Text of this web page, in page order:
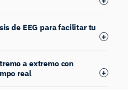
de EEG para facilitar tu
a extremo con
real